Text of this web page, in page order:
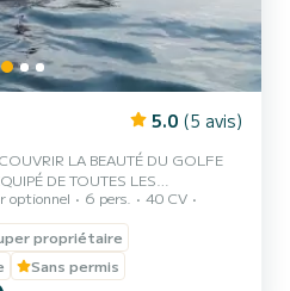
5.0 (5 avis)
LA BEAUTÉ DU GOLFE
DE TOUTES LES
MERVEILLEUSE JOURNÉE À
DE LA DÉTENTE, ET NOUS
NÉCESSAIRES POUR FAIRE
ÉTÉ LE BATEAU EST SITUÉ
(PORTO
optionnel 6 pers.
40 CV
propriétaire
Sans permis